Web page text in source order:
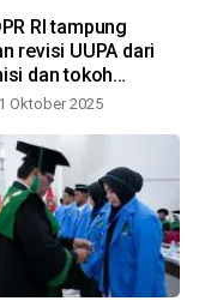
RI tampung
revisi UUPA dari
dan tokoh
Aceh
Oktober 2025